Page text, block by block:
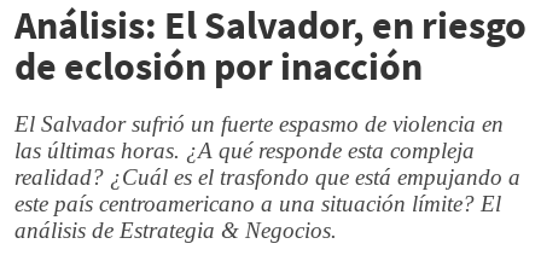
Análisis: El Salvador, en riesgo
de eclosión por inacción
El Salvador sufrió un fuerte espasmo de violencia en
las últimas horas. ¿A qué responde esta compleja
realidad? ¿Cuál es el trasfondo que está empujando a
este país centroamericano a una situación límite? El
análisis de Estrategia & Negocios.